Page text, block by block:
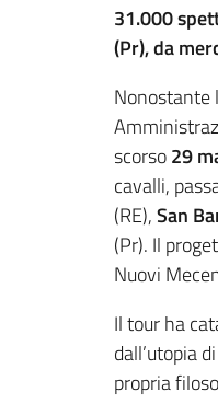
31.000
(Pr), da
Nonostante
scorso29
cavalli,
(RE),San
(Pr). Il
Nuovi
Il tour ha
dall’utopia
propria